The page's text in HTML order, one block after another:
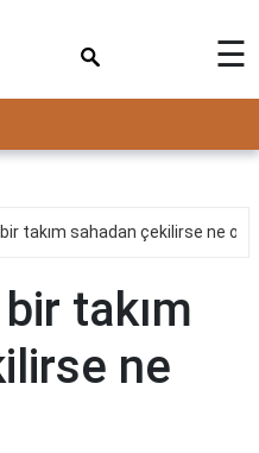
☰
takım sahadan çekilirse ne olur
takım
ne